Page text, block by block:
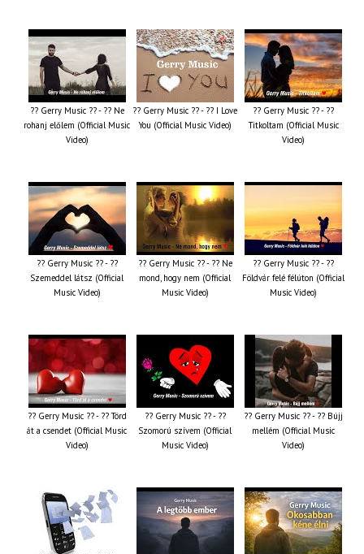
?? Gerry Music ?? - ?? Ne
rohanj előlem (Official Music
Video)
?? Gerry Music ?? - ?? I Love
You (Official Music Video)
?? Gerry Music ?? - ??
Titkoltam (Official Music
Video)
?? Gerry Music ?? - ??
Szemeddel látsz (Official
Music Video)
?? Gerry Music ?? - ?? Ne
mond, hogy nem (Official
Music Video)
?? Gerry Music ?? - ??
Földvár felé félúton (Official
Music Video)
?? Gerry Music ?? - ?? Törd
át a csendet (Official Music
Video)
?? Gerry Music ?? - ??
Szomorú szívem (Official
Music Video)
?? Gerry Music ?? - ?? Bújj
mellém (Official Music
Video)